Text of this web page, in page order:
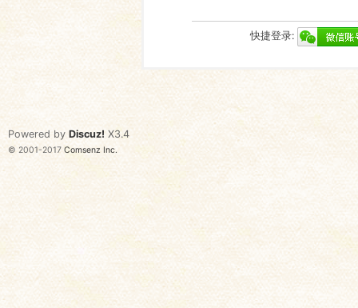
快捷登录:
Powered by Discuz! X3.4
© 2001-2017 Comsenz Inc.